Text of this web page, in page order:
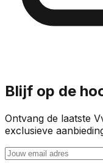
Blijf op de
Ontvang de laatste
exclusieve